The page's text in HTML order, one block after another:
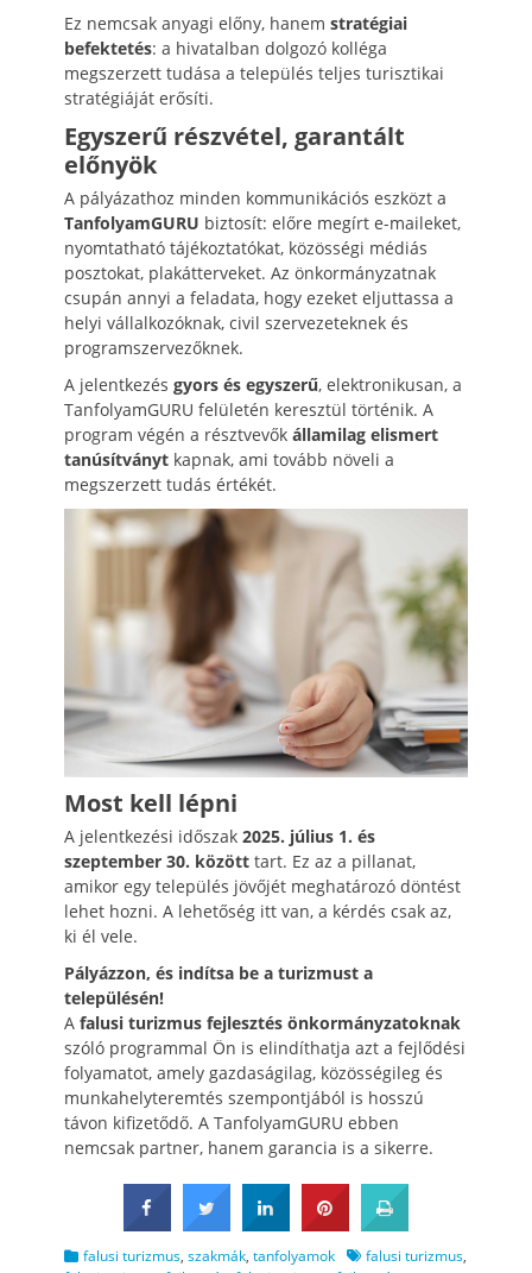
Ez nemcsak anyagi előny, hanem stratégiai
befektetés: a hivatalban dolgozó kolléga
megszerzett tudása a település teljes turisztikai
stratégiáját erősíti.
Egyszerű részvétel, garantált
előnyök
A pályázathoz minden kommunikációs eszközt a
TanfolyamGURU biztosít: előre megírt e-maileket,
nyomtatható tájékoztatókat, közösségi médiás
posztokat, plakátterveket. Az önkormányzatnak
csupán annyi a feladata, hogy ezeket eljuttassa a
helyi vállalkozóknak, civil szervezeteknek és
programszervezőknek.
A jelentkezés gyors és egyszerű, elektronikusan, a
TanfolyamGURU felületén keresztül történik. A
program végén a résztvevők államilag elismert
tanúsítványt kapnak, ami tovább növeli a
megszerzett tudás értékét.
Most kell lépni
A jelentkezési időszak 2025. július 1. és
szeptember 30. között tart. Ez az a pillanat,
amikor egy település jövőjét meghatározó döntést
lehet hozni. A lehetőség itt van, a kérdés csak az,
ki él vele.
Pályázzon, és indítsa be a turizmust a
településén!
A falusi turizmus fejlesztés önkormányzatoknak
szóló programmal Ön is elindíthatja azt a fejlődési
folyamatot, amely gazdaságilag, közösségileg és
munkahelyteremtés szempontjából is hosszú
távon kifizetődő. A TanfolyamGURU ebben
nemcsak partner, hanem garancia is a sikerre.
Categories
falusi turizmus, szakmák, tanfolyamok Tagsfalusi turizmus,